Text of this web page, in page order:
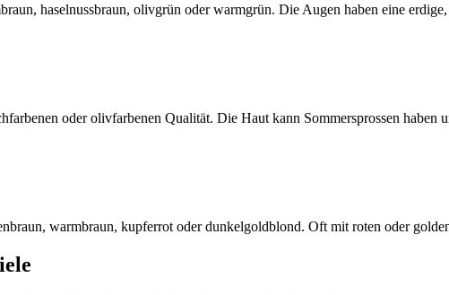
haselnussbraun, olivgrün oder warmgrün. Die Augen haben eine
oder olivfarbenen Qualität. Die Haut kann Sommersprossen haben
warmbraun, kupferrot oder dunkelgoldblond. Oft mit roten oder